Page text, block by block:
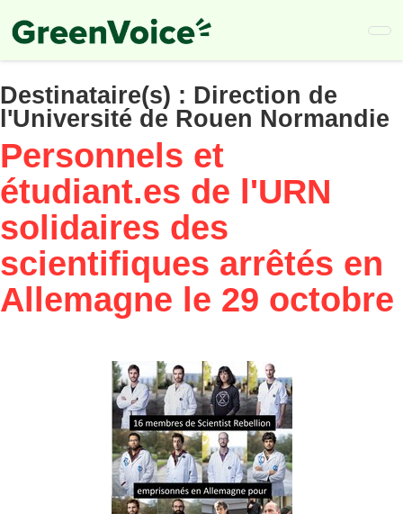
to
main
Destinataire(s) : Direction de
l'Université de Rouen Normandie
Personnels et
étudiant.es de l'URN
solidaires des
scientifiques arrêtés en
Allemagne le 29 octobre